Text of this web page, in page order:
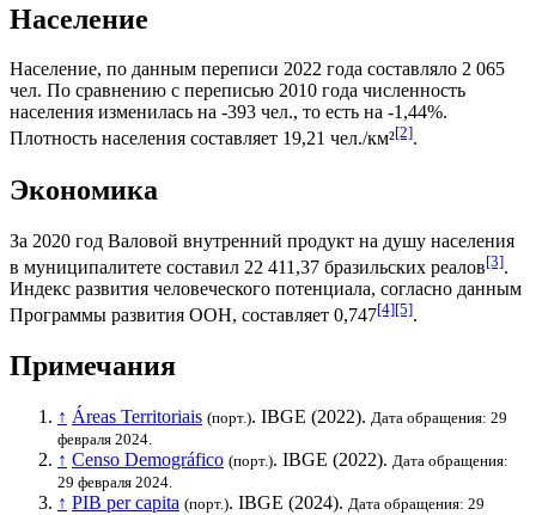
Население
Население, по данным переписи 2022 года составляло 2 065
чел. По сравнению с переписью 2010 года численность
населения изменилась на -393 чел., то есть на -1,44%.
Плотность населения составляет 19,21 чел./км²[2].
Экономика
За 2020 год Валовой внутренний продукт на душу населения
в муниципалитете составил 22 411,37 бразильских реалов[3].
Индекс развития человеческого потенциала, согласно данным
Программы развития ООН, составляет 0,747[4][5].
Примечания
↑ Áreas Territoriais (порт.). IBGE (2022). Дата обращения: 29
февраля 2024.
↑ Censo Demográfico (порт.). IBGE (2022). Дата обращения:
29 февраля 2024.
↑ PIB per capita (порт.). IBGE (2024). Дата обращения: 29